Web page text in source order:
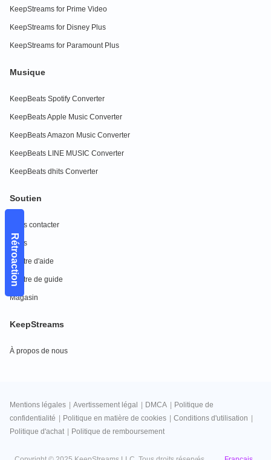
Rétroaction
KeepStreams for Prime Video
KeepStreams for Disney Plus
KeepStreams for Paramount Plus
Musique
KeepBeats Spotify Converter
KeepBeats Apple Music Converter
KeepBeats Amazon Music Converter
KeepBeats LINE MUSIC Converter
KeepBeats dhits Converter
Soutien
Nous contacter
FAQs
Centre d'aide
Centre de guide
Magasin
KeepStreams
À propos de nous
Mentions légales Avertissement légal DMCA
Politique de
confidentialité
Politique en matière de cookies Conditions d'utilisation
Politique d'achat
Politique de remboursement